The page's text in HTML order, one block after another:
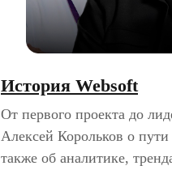
История Websoft
От первого проекта до
Алексей Корольков о
также об аналитике,